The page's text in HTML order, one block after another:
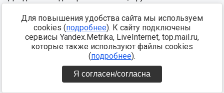
Для повышения удобства сайта мы используем
cookies (подробнее). К сайту подключены
сервисы Yandex.Metrika, LiveInternet, top.mail.ru,
которые также используют файлы cookies
(подробнее).
Я согласен/согласна